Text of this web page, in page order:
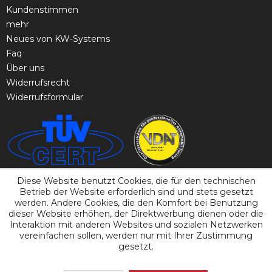
Kundenstimmen
mehr
Neues von KW-Systems
Faq
Über uns
Widerrufsrecht
Widerrufsformular
Diese Website benutzt Cookies, die für den technischen
Betrieb der Website erforderlich sind und stets gesetzt
werden. Andere Cookies, die den Komfort bei Benutzung
dieser Website erhöhen, der Direktwerbung dienen oder die
Interaktion mit anderen Websites und sozialen Netzwerken
vereinfachen sollen, werden nur mit Ihrer Zustimmung
gesetzt.